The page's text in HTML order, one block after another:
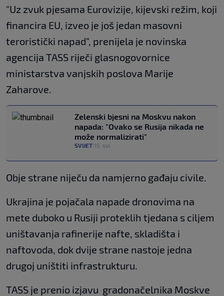
"Uz zvuk pjesama Eurovizije, kijevski režim, koji
financira EU, izveo je još jedan masovni
teroristički napad", prenijela je novinska
agencija TASS riječi glasnogovornice
ministarstva vanjskih poslova Marije
Zaharove.
Zelenski bjesni na Moskvu nakon
napada: "Ovako se Rusija nikada ne
može normalizirati"
SVIJET 15. svi.
Obje strane niječu da namjerno gađaju civile.
Ukrajina je pojačala napade dronovima na
mete duboko u Rusiji proteklih tjedana s ciljem
uništavanja rafinerije nafte, skladišta i
naftovoda, dok dvije strane nastoje jedna
drugoj uništiti infrastrukturu.
TASS je prenio izjavu gradonačelnika Moskve